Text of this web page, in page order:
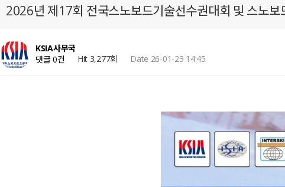
2026년 제17회 전국스노보드기술선수권대회 및 스노
KSIA사무국
댓글 0건
Hit 3,277회 Date 26-01-23 14:45